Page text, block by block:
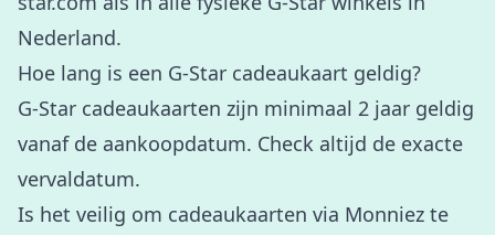
Nederland.
Hoe lang is een G-Star cadeaukaart geldig?
G-Star cadeaukaarten zijn minimaal 2 jaar geldig
vanaf de aankoopdatum. Check altijd de exacte
vervaldatum.
Is het veilig om cadeaukaarten via Monniez te